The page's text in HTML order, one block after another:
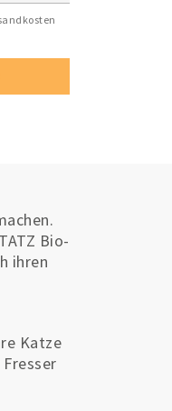
Bio-
ihren
Katze